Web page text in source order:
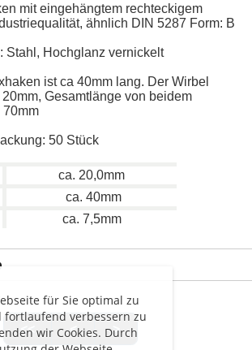
für Sie optimal zu
fortlaufend verbessern zu
wir Cookies. Durch
mit eingehängtem rechteckigem
ähnlich DIN 5287 Form: B
Stahl, Hochglanz vernickelt
ist ca 40mm lang. Der Wirbel
Gesamtlänge von beidem
70mm
50 Stück
ca. 20,0mm
ca. 40mm
ca. 7,5mm
<< < >